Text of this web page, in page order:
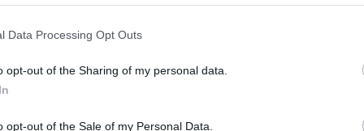
Data Processing Opt Outs
opt-out of the Sharing of my personal data.
opt-out of the Sale of my Personal Data.
κοινοποιηθεί απαγόρευση εκτέλεσης οποιασδήποτε
στις παρεμβάσεις παρά τις σχετικές εντολές των
να οδηγηθεί ενώπιον των αρμόδιων